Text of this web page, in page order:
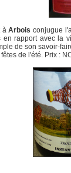
àArbois conjugue
en rapport avec la
de son savoir-
de l'été. Prix :